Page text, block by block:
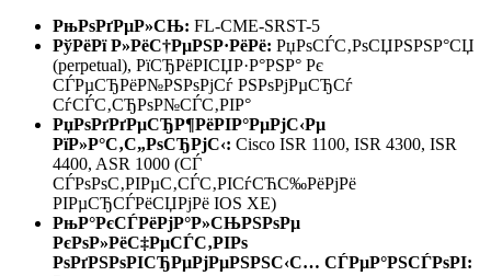
РњРѕРґРµР»СЊ: FL-CME-SRST-5
РўРёРї Р»РёС†РµРЅР·РёРё: РџРѕСЃС‚РѕСЏРЅРЅР°СЏ
(perpetual), РїСЂРёРІСЏР·Р°РЅР° Рє
СЃРµСЂРёР№РЅРѕРјСѓ РЅРѕРјРµСЂСѓ
СѓСЃС‚СЂРѕР№СЃС‚РІР°
РџРѕРґРґРµСЂР¶РёРІР°РµРјС‹Рµ
РїР»Р°С‚С„РѕСЂРјС‹: Cisco ISR 1100, ISR 4300, ISR
4400, ASR 1000 (СЃ
СЃРѕРѕС‚РІРµС‚СЃС‚РІСѓСЋС‰РёРјРё
РІРµСЂСЃРёСЏРјРё IOS XE)
РњР°РєСЃРёРјР°Р»СЊРЅРѕРµ
РєРѕР»РёС‡РµСЃС‚РІРѕ
РѕРґРЅРѕРІСЂРµРјРµРЅРЅС‹С… СЃРµР°РЅСЃРѕРІ: